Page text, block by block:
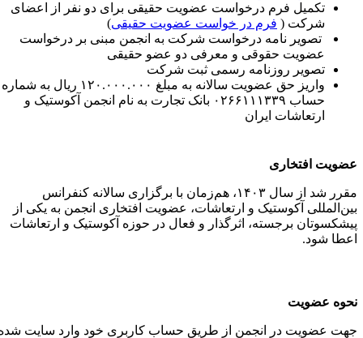
تکمیل فرم درخواست عضویت حقیقی برای دو نفر از اعضای
شرکت ( فرم در خواست عضویت حقیقی)
تصویر نامه درخواست شرکت به انجمن مبنی بر درخواست
عضویت حقوقی و معرفی دو عضو حقیقی
تصویر روزنامه رسمی ثبت شرکت
واریز حق عضویت سالانه به مبلغ ۱۲۰.۰۰۰.۰۰۰ ریال به شماره
حساب ۰۲۶۶۱۱۱۳۳۹ بانک تجارت به نام انجمن آکوستیک و
ارتعاشات ایران
افتخاری
مقرر شد از سال ۱۴۰۳، هم‌زمان با برگزاری سالانه کنفرانس
آکوستیک و ارتعاشات، عضویت افتخاری انجمن به یکی از
برجسته، اثرگذار و فعال در حوزه آکوستیک و ارتعاشات
شود.
عضویت
عضویت در انجمن از طریق حساب کاربری خود وارد سایت شده